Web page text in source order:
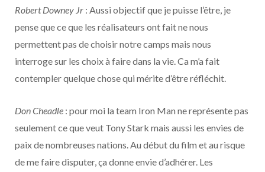
Robert Downey Jr : Aussi objectif que je puisse l’être, je
pense que ce que les réalisateurs ont fait ne nous
permettent pas de choisir notre camps mais nous
interroge sur les choix à faire dans la vie. Ca m’a fait
contempler quelque chose qui mérite d’être réfléchit.
Don Cheadle : pour moi la team Iron Man ne représente pas
seulement ce que veut Tony Stark mais aussi les envies de
paix de nombreuses nations. Au début du film et au risque
de me faire disputer, ça donne envie d’adhérer. Les